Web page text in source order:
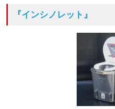
『インシノレット』